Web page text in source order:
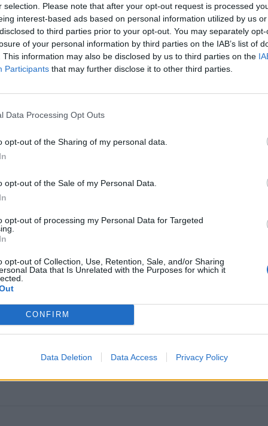
selection. Please note that after your opt-out request is processed
interest-based ads based on personal information utilized by us
to third parties prior to your opt-out. You may separately
of your personal information by third parties on the IAB’s list of
This information may also be disclosed by us to third parties on the
Participants that may further disclose it to other third parties.
Data Processing Opt Outs
opt-out of the Sharing of my personal data.
opt-out of the Sale of my Personal Data.
opt-out of processing my Personal Data for Targeted
opt-out of Collection, Use, Retention, Sale, and/or Sharing
Data that Is Unrelated with the Purposes for which it
CONFIRM
Data Deletion Data Access Privacy Policy
darbą. Man buvo pažadėtas Švietimo ir mokslo
buvo pažadėta. Suprantu, akd kartais būna kitokios
nematau ne švietimo politikoje“, – Eltai sakė
Negrįžo iš Jūros šventės: artimieji laukė dvi savaites
Geltonuoja agurkų lapai: kalta ne liga, o viena dažna